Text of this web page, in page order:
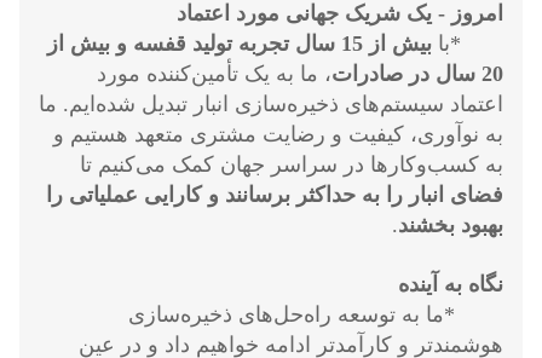
امروز - یک شریک جهانی مورد اعتماد
*با
بیش از 15 سال تجربه تولید قفسه و بیش از
20 سال در صادرات
، ما به یک تأمین‌کننده مورد
اعتماد سیستم‌های ذخیره‌سازی انبار تبدیل شده‌ایم. ما
به نوآوری، کیفیت و رضایت مشتری متعهد هستیم و
به کسب‌وکارها در سراسر جهان کمک می‌کنیم تا
فضای انبار را به حداکثر برسانند و کارایی عملیاتی را
بهبود بخشند.
نگاه به آینده
*ما به توسعه راه‌حل‌های ذخیره‌سازی
هوشمندتر و کارآمدتر ادامه خواهیم داد و در عین